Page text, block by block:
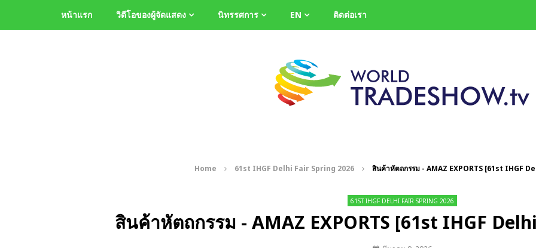
หน้าแรก วิดีโอของผู้จัดแสดง นิทรรศการ EN ติดต่อเรา
Home 61st IHGF Delhi Fair Spring 2026 สินค้าหัตถกรรม - AMAZ EXPORTS [61st IHGF
61ST IHGF DELHI FAIR SPRING 2026
สินค้าหัตถกรรม - AMAZ EXPORTS [61st IHGF